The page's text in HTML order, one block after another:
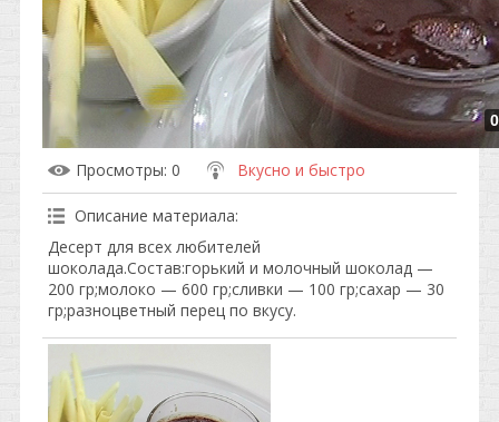
Просмотры: 0 Вкусно и быстро
Описание материала:
Десерт для всех любителей
шоколада.Состав:горький и молочный шоколад —
200 гр;молоко — 600 гр;сливки — 100 гр;сахар — 30
гр;разноцветный перец по вкусу.